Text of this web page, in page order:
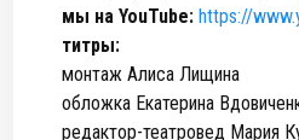
мы на YouTube: https://
титры:
монтаж Алиса Лищина
обложка Екатерина
редактор-театровед Мария